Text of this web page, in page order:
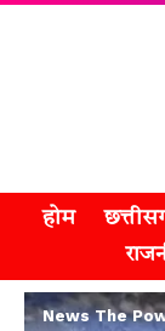
होम
News The